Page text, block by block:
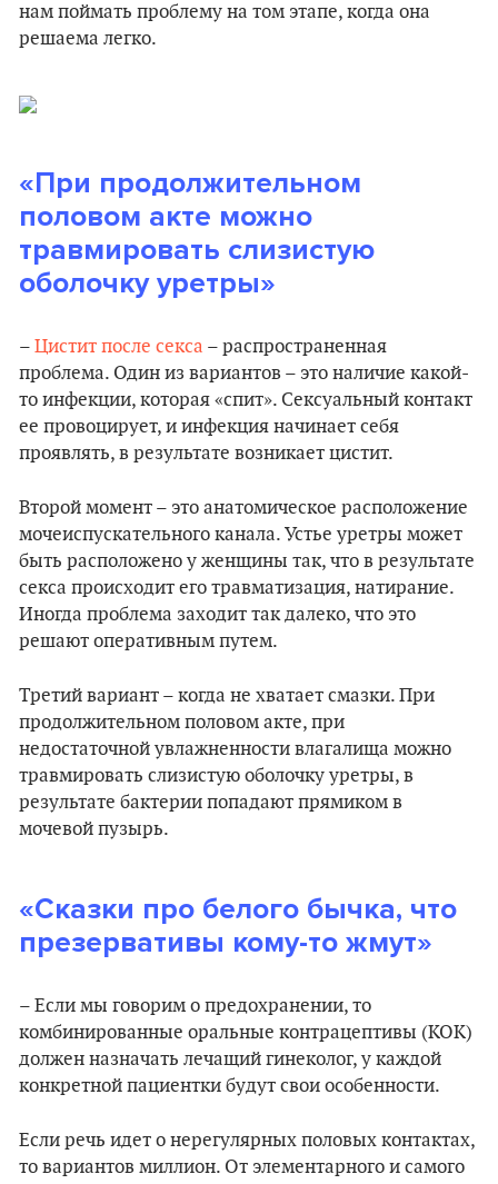
нам поймать проблему на том этапе, когда она
решаема легко.
«При продолжительном
половом акте можно
травмировать слизистую
оболочку уретры»
– Цистит после секса – распространенная
проблема. Один из вариантов – это наличие какой-
то инфекции, которая «спит». Сексуальный контакт
ее провоцирует, и инфекция начинает себя
проявлять, в результате возникает цистит.
Второй момент – это анатомическое расположение
мочеиспускательного канала. Устье уретры может
быть расположено у женщины так, что в результате
секса происходит его травматизация, натирание.
Иногда проблема заходит так далеко, что это
решают оперативным путем.
Третий вариант – когда не хватает смазки. При
продолжительном половом акте, при
недостаточной увлажненности влагалища можно
травмировать слизистую оболочку уретры, в
результате бактерии попадают прямиком в
мочевой пузырь.
«Сказки про белого бычка, что
презервативы кому-то жмут»
– Если мы говорим о предохранении, то
комбинированные оральные контрацептивы (КОК)
должен назначать лечащий гинеколог, у каждой
конкретной пациентки будут свои особенности.
Если речь идет о нерегулярных половых контактах,
то вариантов миллион. От элементарного и самого